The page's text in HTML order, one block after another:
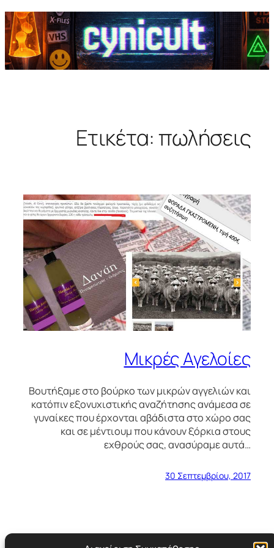
Ετικέτα:πωλήσεις
Μικρές Αγελοίες
Βουτήξαμε στο βούρκο των μικρών αγγελιών και
κατόπιν εξονυχιστικής αναζήτησης ανάμεσα σε
γυναίκες που έρχονται αβάδιστα στο χώρο σας
και σε μέντιουμ που κάνουν ξόρκια στους
εχθρούς σας, ανασύραμε αυτά…
30 Σεπτεμβρίου, 2017